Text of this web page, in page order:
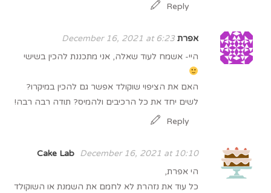
Reply
אפרת December 16, 2021 at 6:23
היי- אשמח לעוד שאלה, אני מתכננת להכין בשישי
האם את הציפוי שוקולד אפשר גם להכין במיקרו?
לשים יחד את כל הרכיבים ולהמיס? תודה רבה רבה!
Reply
Cake Lab
December 16, 2021 at 10:10
הי אפרת,
כל עוד את נזהרת לא לחמם את השמנת או השוקולד